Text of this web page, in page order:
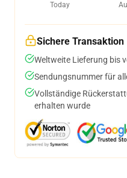
Today
Sichere Transaktion
Weltweite Lieferung bis
Sendungsnummer für
Vollständige
erhalten wurde